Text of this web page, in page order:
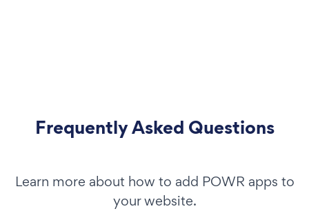
Frequently Asked Questions
Learn more about how to add POWR apps to
your website.